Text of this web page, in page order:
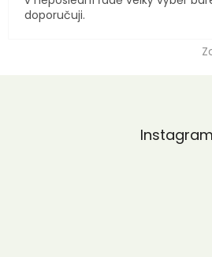
doporučuji.
Instagram